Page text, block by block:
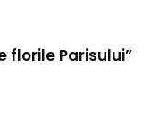
florile Parisului”